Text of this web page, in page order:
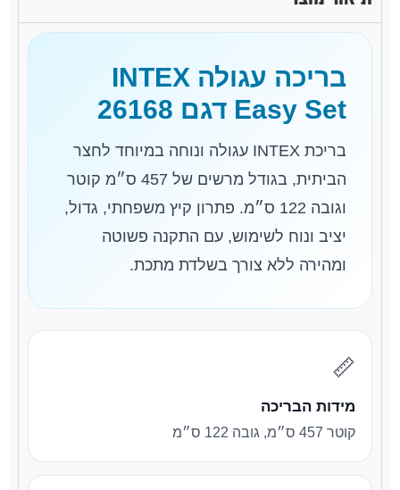
בריכה עגולה INTEX
Easy Set דגם 26168
בריכת INTEX עגולה ונוחה במיוחד לחצר
הביתית, בגודל מרשים של 457 ס״מ קוטר
וגובה 122 ס״מ. פתרון קיץ משפחתי, גדול,
יציב ונוח לשימוש, עם התקנה פשוטה
ומהירה ללא צורך בשלדת מתכת.
📏
מידות הבריכה
קוטר 457 ס״מ, גובה 122 ס״מ